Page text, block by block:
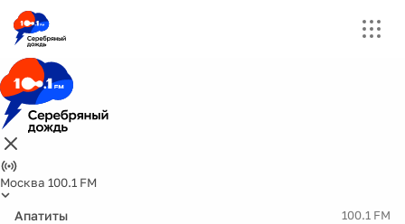
Москва 100.1 FM
Апатиты 100.1 FM